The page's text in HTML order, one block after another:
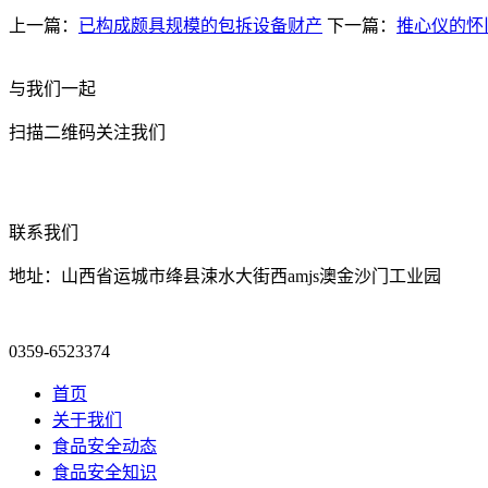
上一篇： 已构成颇具规模的包拆设备财产 下一篇： 推心仪的怀
与我们一起
扫描二维码关注我们
联系我们
地址：山西省运城市绛县涑水大街西amjs澳金沙门工业园
0359-6523374
首页
关于我们
食品安全动态
食品安全知识